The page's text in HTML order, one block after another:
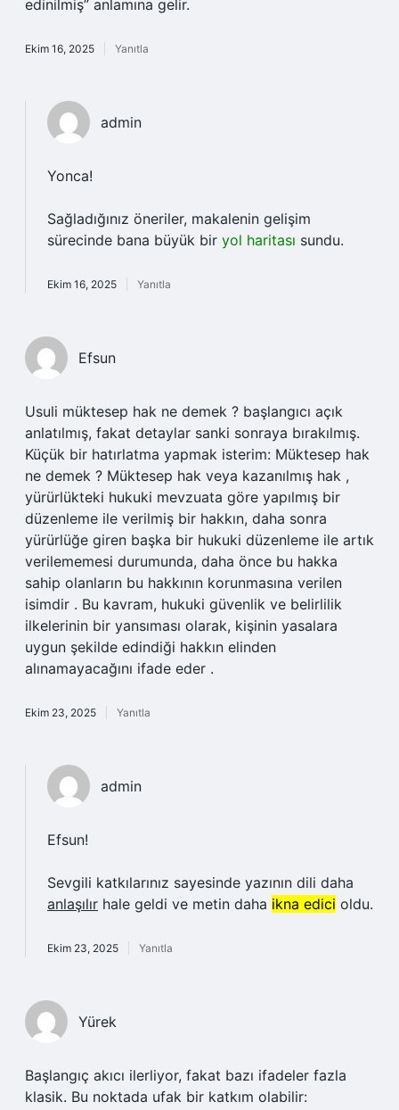
edinilmiş” anlamına gelir.
Ekim 16, 2025 Yanıtla
admin
Yonca!
Sağladığınız öneriler, makalenin gelişim
sürecinde bana büyük bir yol haritası sundu.
Ekim 16, 2025 Yanıtla
Efsun
Usuli müktesep hak ne demek ? başlangıcı açık
anlatılmış, fakat detaylar sanki sonraya bırakılmış.
Küçük bir hatırlatma yapmak isterim: Müktesep hak
ne demek ? Müktesep hak veya kazanılmış hak ,
yürürlükteki hukuki mevzuata göre yapılmış bir
düzenleme ile verilmiş bir hakkın, daha sonra
yürürlüğe giren başka bir hukuki düzenleme ile artık
verilememesi durumunda, daha önce bu hakka
sahip olanların bu hakkının korunmasına verilen
isimdir . Bu kavram, hukuki güvenlik ve belirlilik
ilkelerinin bir yansıması olarak, kişinin yasalara
uygun şekilde edindiği hakkın elinden
alınamayacağını ifade eder .
Ekim 23, 2025 Yanıtla
admin
Efsun!
Sevgili katkılarınız sayesinde yazının dili daha
anlaşılır hale geldi ve metin daha ikna edici oldu.
Ekim 23, 2025 Yanıtla
Yürek
Başlangıç akıcı ilerliyor, fakat bazı ifadeler fazla
klasik. Bu noktada ufak bir katkım olabilir: